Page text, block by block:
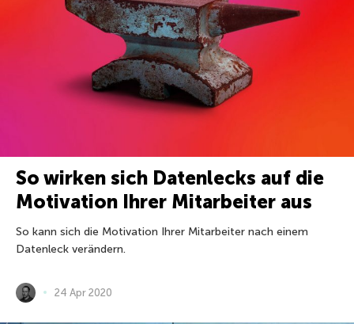
So wirken sich Datenlecks auf die
Motivation Ihrer Mitarbeiter aus
So kann sich die Motivation Ihrer Mitarbeiter nach einem
Datenleck verändern.
24 Apr 2020